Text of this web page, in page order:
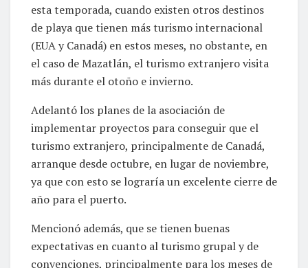
esta temporada, cuando existen otros destinos
de playa que tienen más turismo internacional
(EUA y Canadá) en estos meses, no obstante, en
el caso de Mazatlán, el turismo extranjero visita
más durante el otoño e invierno.
Adelantó los planes de la asociación de
implementar proyectos para conseguir que el
turismo extranjero, principalmente de Canadá,
arranque desde octubre, en lugar de noviembre,
ya que con esto se lograría un excelente cierre de
año para el puerto.
Mencionó además, que se tienen buenas
expectativas en cuanto al turismo grupal y de
convenciones, principalmente para los meses de